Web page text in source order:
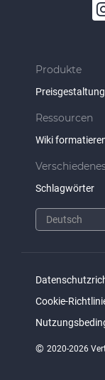
Produkte
Preisgestaltung
Ressourcen
Wiki
Schlagwörter
Cookie-
© 2020-2026